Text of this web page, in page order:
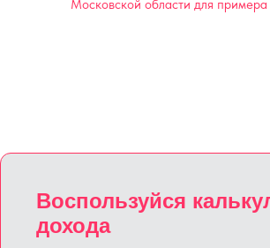
Московской области для примера
Воспользуйся
дохода